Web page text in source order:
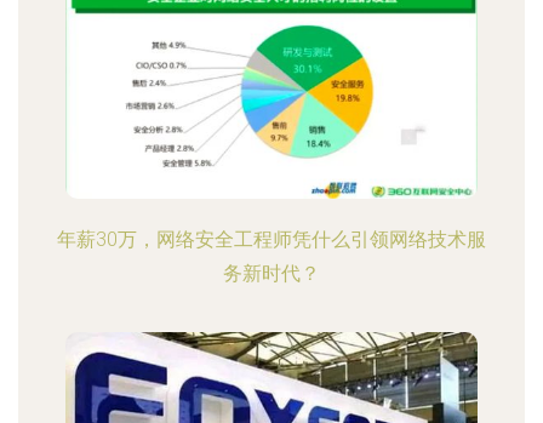
年薪30万，网络安全工程师凭什么引领网络技术服
务新时代？